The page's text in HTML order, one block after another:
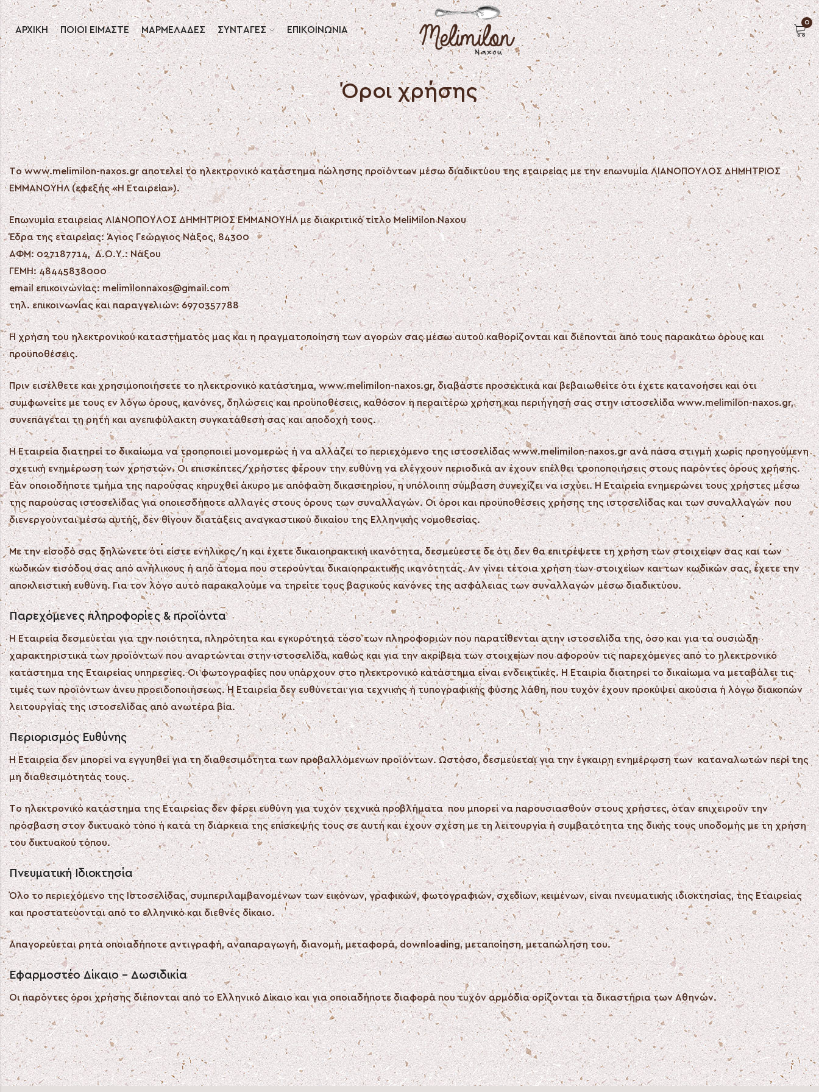
ΑΡΧΙΚΗ ΠΟΙΟΙ ΕΙΜΑΣΤΕ ΜΑΡΜΕΛΑΔΕΣ ΣΥΝΤΑΓΕΣ ΕΠΙΚΟΙΝΩΝΙΑ
0
Όροι χρήσης
Το www.melimilon-naxos.gr αποτελεί το ηλεκτρονικό κατάστημα πώλησης προϊόντων μέσω διαδικτύου της εταιρείας με την επωνυμία ΛΙΑΝΟΠΟΥΛΟΣ ΔΗΜΗΤΡΙΟΣ
ΕΜΜΑΝΟΥΗΛ (εφεξής «Η Εταιρεία»).
Επωνυμία εταιρείας ΛΙΑΝΟΠΟΥΛΟΣ ΔΗΜΗΤΡΙΟΣ ΕΜΜΑΝΟΥΗΛ με διακριτικό τίτλο MeliMilon Naxou
Έδρα της εταιρείας: Άγιος Γεώργιος Νάξος, 84300
ΑΦΜ: 027187714, Δ.Ο.Υ.: Νάξου
ΓΕΜΗ: 48445838000
email επικοινωνίας: melimilonnaxos@gmail.com
τηλ. επικοινωνίας και παραγγελιών: 6970357788
Η χρήση του ηλεκτρονικού καταστήματός μας και η πραγματοποίηση των αγορών σας μέσω αυτού καθορίζονται και διέπονται από τους παρακάτω όρους και
προϋποθέσεις.
Πριν εισέλθετε και χρησιμοποιήσετε το ηλεκτρονικό κατάστημα, www.melimilon-naxos.gr, διαβάστε προσεκτικά και βεβαιωθείτε ότι έχετε κατανοήσει και ότι
συμφωνείτε με τους εν λόγω όρους, κανόνες, δηλώσεις και προϋποθέσεις, καθόσον η περαιτέρω χρήση και περιήγησή σας στην ιστοσελίδα www.melimilon-naxos.gr,
συνεπάγεται τη ρητή και ανεπιφύλακτη συγκατάθεσή σας και αποδοχή τους.
Η Εταιρεία διατηρεί το δικαίωμα να τροποποιεί μονομερώς ή να αλλάζει το περιεχόμενο της ιστοσελίδας www.melimilon-naxos.gr ανά πάσα στιγμή χωρίς προηγούμενη
σχετική ενημέρωση των χρηστών. Οι επισκέπτες/χρήστες φέρουν την ευθύνη να ελέγχουν περιοδικά αν έχουν επέλθει τροποποιήσεις στους παρόντες όρους χρήσης.
Εάν οποιοδήποτε τμήμα της παρούσας κηρυχθεί άκυρο με απόφαση δικαστηρίου, η υπόλοιπη σύμβαση συνεχίζει να ισχύει. Η Εταιρεία ενημερώνει τους χρήστες μέσω
της παρούσας ιστοσελίδας για οποιεσδήποτε αλλαγές στους όρους των συναλλαγών. Οι όροι και προϋποθέσεις χρήσης της ιστοσελίδας και των συναλλαγών που
διενεργούνται μέσω αυτής, δεν θίγουν διατάξεις αναγκαστικού δικαίου της Ελληνικής νομοθεσίας.
Με την είσοδό σας δηλώνετε ότι είστε ενήλικoς/η και έχετε δικαιοπρακτική ικανότητα, δεσμεύεστε δε ότι δεν θα επιτρέψετε τη χρήση των στοιχείων σας και των
κωδικών εισόδου σας από ανήλικους ή από άτομα που στερούνται δικαιοπρακτικής ικανότητας. Αν γίνει τέτοια χρήση των στοιχείων και των κωδικών σας, έχετε την
αποκλειστική ευθύνη. Για τον λόγο αυτό παρακαλούμε να τηρείτε τους βασικούς κανόνες της ασφάλειας των συναλλαγών μέσω διαδικτύου.
Παρεχόμενες πληροφορίες & προϊόντα
H Εταιρεία δεσμεύεται για την ποιότητα, πληρότητα και εγκυρότητα τόσο των πληροφοριών που παρατίθενται στην ιστοσελίδα της, όσο και για τα ουσιώδη
χαρακτηριστικά των προϊόντων που αναρτώνται στην ιστοσελίδα, καθώς και για την ακρίβεια των στοιχείων που αφορούν τις παρεχόμενες από το ηλεκτρονικό
κατάστημα της Εταιρείας υπηρεσίες. Οι φωτογραφίες που υπάρχουν στο ηλεκτρονικό κατάστημα είναι ενδεικτικές. Η Εταιρία διατηρεί το δικαίωμα να μεταβάλει τις
τιμές των προϊόντων άνευ προειδοποιήσεως. Η Εταιρεία δεν ευθύνεται για τεχνικής ή τυπογραφικής φύσης λάθη, που τυχόν έχουν προκύψει ακούσια ή λόγω διακοπών
λειτουργίας της ιστοσελίδας από ανωτέρα βία.
Περιορισμός Ευθύνης
Η Εταιρεία δεν μπορεί να εγγυηθεί για τη διαθεσιμότητα των προβαλλόμενων προϊόντων. Ωστόσο, δεσμεύεται για την έγκαιρη ενημέρωση των καταναλωτών περί της
μη διαθεσιμότητάς τους.
Το ηλεκτρονικό κατάστημα της Εταιρείας δεν φέρει ευθύνη για τυχόν τεχνικά προβλήματα που μπορεί να παρουσιασθούν στους χρήστες, όταν επιχειρούν την
πρόσβαση στον δικτυακό τόπο ή κατά τη διάρκεια της επίσκεψής τους σε αυτή και έχουν σχέση με τη λειτουργία ή συμβατότητα της δικής τους υποδομής με τη χρήση
του δικτυακού τόπου.
Πνευματική Ιδιοκτησία
Όλο το περιεχόμενο της Ιστοσελίδας, συμπεριλαμβανομένων των εικόνων, γραφικών, φωτογραφιών, σχεδίων, κειμένων, είναι πνευματικής ιδιοκτησίας, της Εταιρείας
και προστατεύονται από το ελληνικό και διεθνές δίκαιο.
Απαγορεύεται ρητά οποιαδήποτε αντιγραφή, αναπαραγωγή, διανομή, μεταφορά, downloading, μεταποίηση, μεταπώληση του.
Εφαρμοστέο Δίκαιο – Δωσιδικία
Οι παρόντες όροι χρήσης διέπονται από το Ελληνικό Δίκαιο και για οποιαδήποτε διαφορά που τυχόν αρμόδια ορίζονται τα δικαστήρια των Αθηνών.